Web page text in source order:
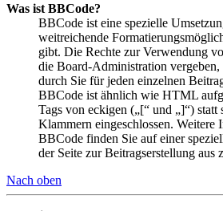
Was ist BBCode?
BBCode ist eine spezielle
weitreichende
gibt. Die Rechte zur Verwendung
die Board-Administration vergeben,
durch Sie für jeden einzelnen
BBCode ist ähnlich wie HTML
Tags von eckigen („[“ und „]“) statt
Klammern eingeschlossen. Weitere
BBCode finden Sie auf einer
der Seite zur Beitragserstellung aus
Nach oben